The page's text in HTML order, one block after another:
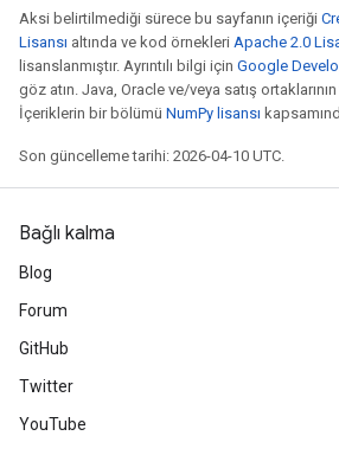
Aksi belirtilmediği sürece bu sayfanın içeriği
Lisansı altında ve kod örnekleri Apache 2.0
lisanslanmıştır. Ayrıntılı bilgi için Google
göz atın. Java, Oracle ve/veya satış
İçeriklerin bir bölümü NumPy lisansı
Son güncelleme tarihi: 2026-04-10 UTC.
Bağlı kalma
Blog
Forum
GitHub
Twitter
YouTube